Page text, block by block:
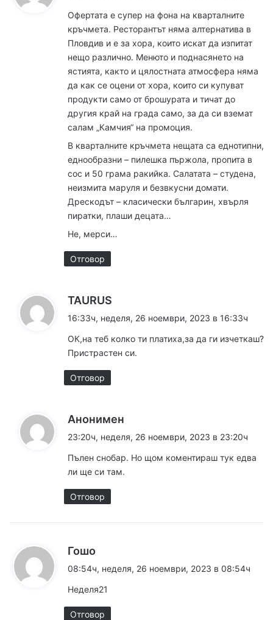
а
:
Офертата е супер на фона на кварталните
кръчмета. Ресторантът няма алтернатива в
Пловдив и е за хора, които искат да изпитат
нещо различно. Менюто и поднасянето на
ястията, както и цялостната атмосфера няма
да как се оцени от хора, които си купуват
продукти само от брошурата и тичат до
другия край на града само, за да си вземат
салам „Камчия“ на промоция.
В кварталните кръчмета нещата са еднотипни,
еднообразни – пилешка пържола, пропита в
сос и 50 грама ракийка. Салатата – студена,
неизмита маруля и безвкусни домати.
Дрескодът – класически българин, хвърля
пиратки, плаши децата…
Не, мерси…
Отговор
TAURUS
а
:
16:33ч, неделя, 26 ноември, 2023 в 16:33ч
ОК,на теб колко ти платиха,за да ги изчеткаш?
Пристрастен си.
Отговор
Анонимен
а
23:20ч, неделя, 26 ноември, 2023 в 23:20ч
Пълен снобар. Но щом коментираш тук едва
ли ще си там.
Отговор
Гошо
а
:
08:54ч, неделя, 26 ноември, 2023 в 08:54ч
Heделя21
Отговор